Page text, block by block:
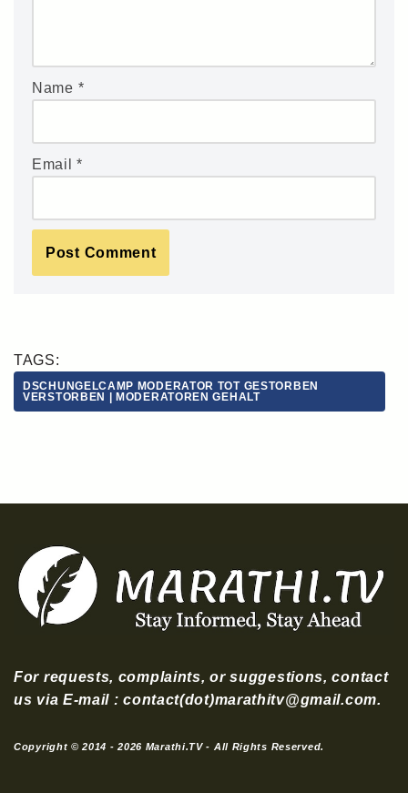
Name *
Email*
TAGS:
DSCHUNGELCAMP MODERATOR TOT GESTORBEN
VERSTORBEN | MODERATOREN GEHALT
For requests, complaints, or suggestions, contact
us via E-mail : contact(dot)marathitv@gmail.com.
Copyright © 2014 - 2026 Marathi.TV - All Rights Reserved.